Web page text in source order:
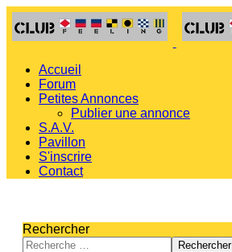
Accueil
Forum
Petites Annonces
Publier une annonce
S.A.V.
Pavillon
S'inscrire
Contact
Rechercher
Rechercher